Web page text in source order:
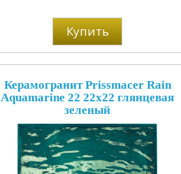
Купить
Керамогранит Prissmacer Rain
Aquamarine 22 22x22 глянцевая
зеленый